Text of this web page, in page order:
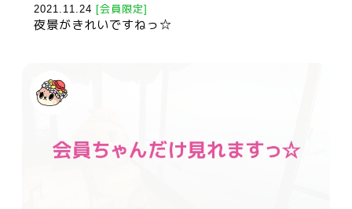
2021.11.24 [会員限定]
夜景がきれいですねっ☆